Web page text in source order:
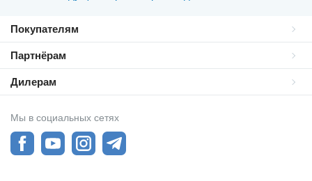
Покупателям
Партнёрам
Дилерам
Мы в социальных сетях